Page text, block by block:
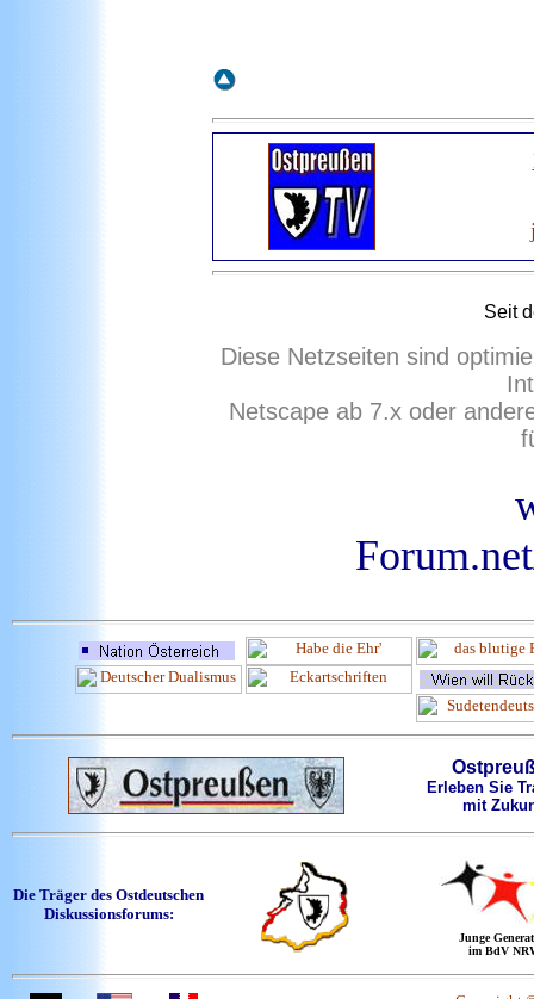
Seit
Diese Netzseiten sind
Netscape ab 7.x oder
Erleben Sie
mit
Die Träger des Ostdeutschen
Diskussionsforums:
Junge
im BdV